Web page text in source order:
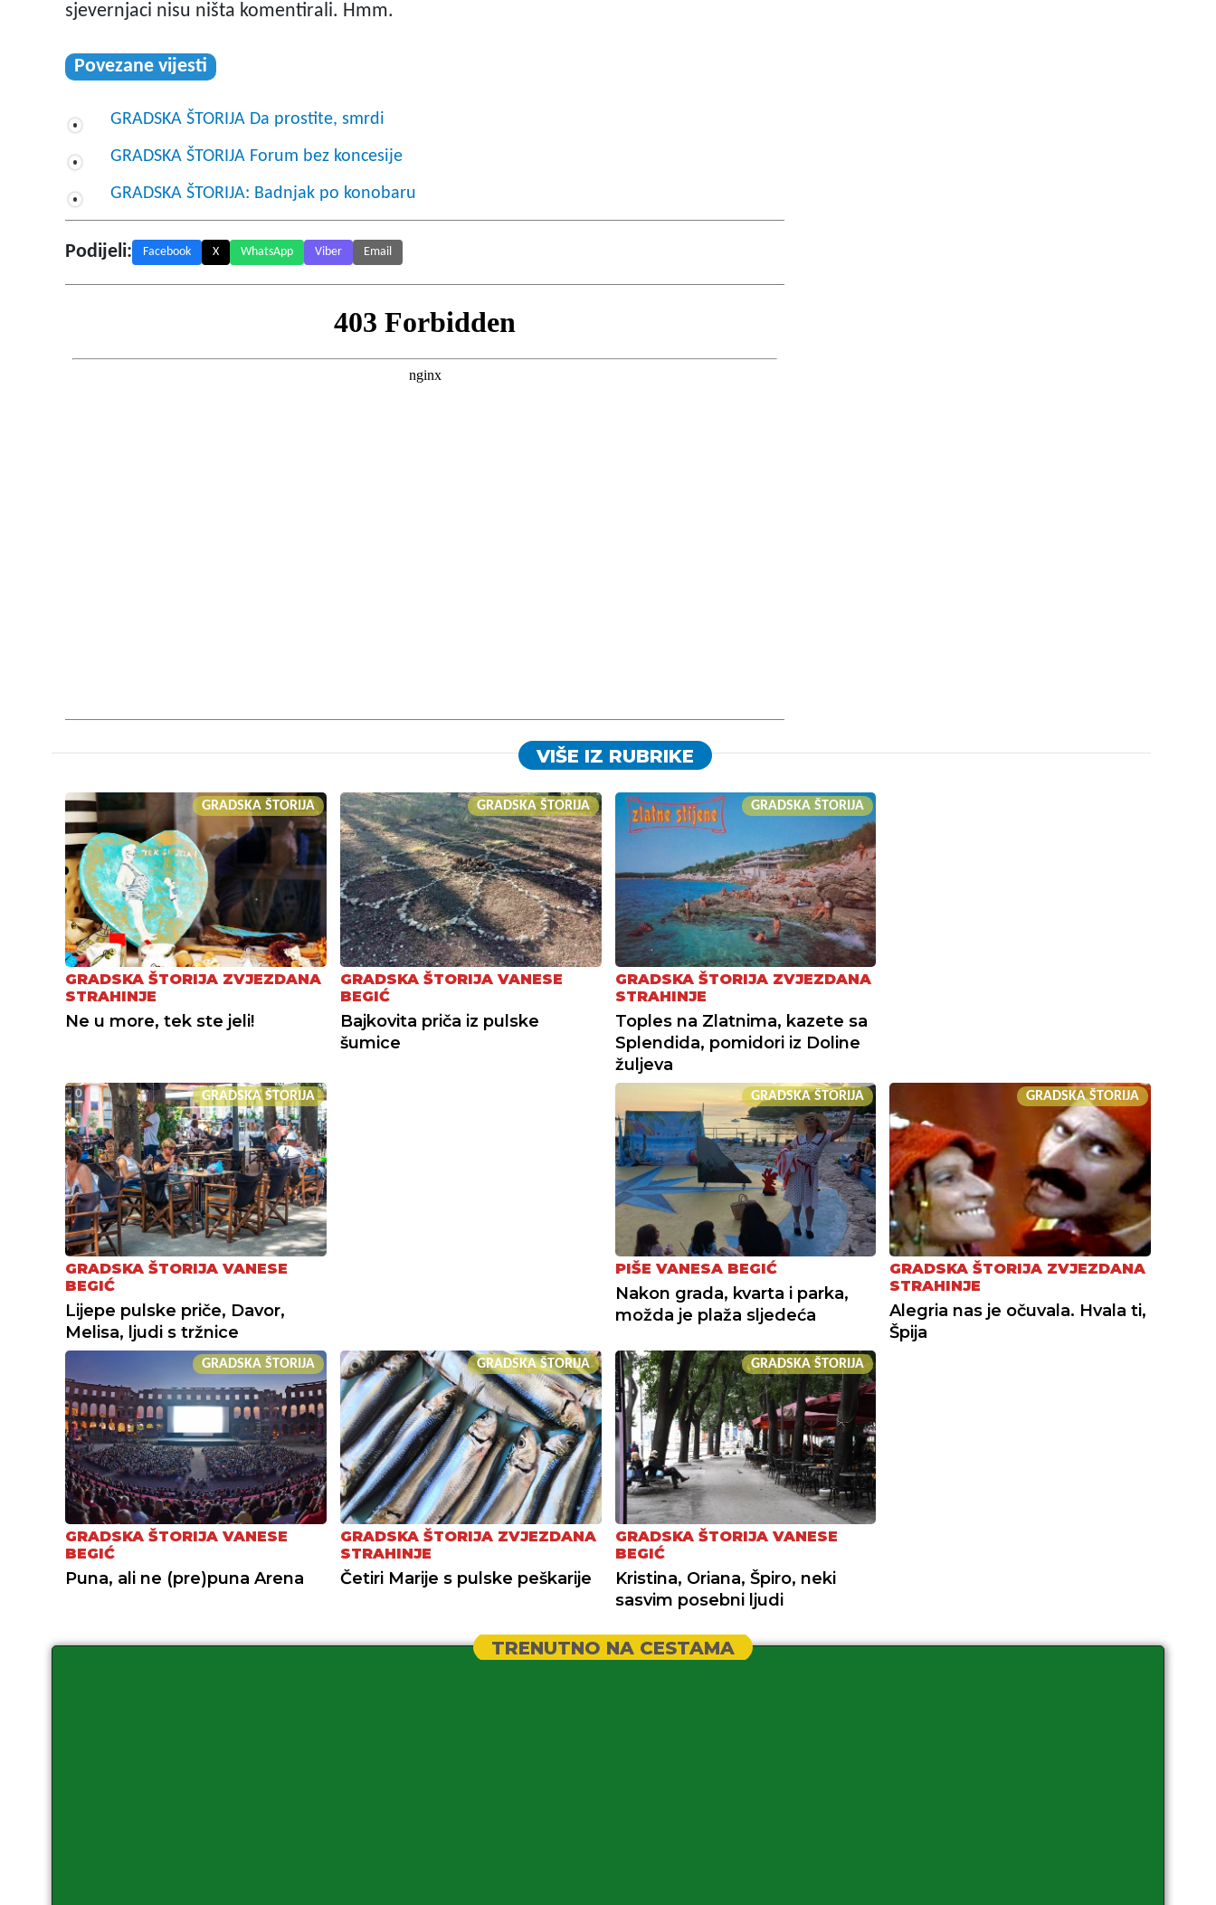
sjevernjaci nisu ništa komentirali. Hmm.
Povezane vijesti
GRADSKA ŠTORIJA Da prostite, smrdi
GRADSKA ŠTORIJA Forum bez koncesije
GRADSKA ŠTORIJA: Badnjak po konobaru
Podijeli: Facebook X WhatsApp Viber Email
VIŠE IZ RUBRIKE
GRADSKA ŠTORIJA
GRADSKA ŠTORIJA ZVJEZDANA
STRAHINJE
Ne u more, tek ste jeli!
GRADSKA ŠTORIJA
GRADSKA ŠTORIJA VANESE
BEGIĆ
Bajkovita priča iz pulske
šumice
GRADSKA ŠTORIJA
GRADSKA ŠTORIJA ZVJEZDANA
STRAHINJE
Toples na Zlatnima, kazete sa
Splendida, pomidori iz Doline
žuljeva
GRADSKA ŠTORIJA
GRADSKA ŠTORIJA VANESE
BEGIĆ
Lijepe pulske priče, Davor,
Melisa, ljudi s tržnice
GRADSKA ŠTORIJA
PIŠE VANESA BEGIĆ
Nakon grada, kvarta i parka,
možda je plaža sljedeća
GRADSKA ŠTORIJA
GRADSKA ŠTORIJA ZVJEZDANA
STRAHINJE
Alegria nas je očuvala. Hvala ti,
Špija
GRADSKA ŠTORIJA
GRADSKA ŠTORIJA VANESE
BEGIĆ
Puna, ali ne (pre)puna Arena
GRADSKA ŠTORIJA
GRADSKA ŠTORIJA ZVJEZDANA
STRAHINJE
Četiri Marije s pulske peškarije
GRADSKA ŠTORIJA
GRADSKA ŠTORIJA VANESE
BEGIĆ
Kristina, Oriana, Špiro, neki
sasvim posebni ljudi
TRENUTNO NA CESTAMA